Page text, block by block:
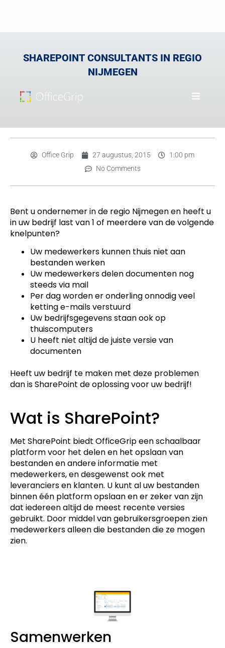
SHAREPOINT CONSULTANTS IN REGIO
NIJMEGEN
Office Grip 27 augustus, 2015
1:00 pm
No Comments
Bent u ondernemer in de regio Nijmegen en heeft u
in uw bedrijf last van 1 of meerdere van de volgende
knelpunten?
Uw medewerkers kunnen thuis niet aan
bestanden werken
Uw medewerkers delen documenten nog
steeds via mail
Per dag worden er onderling onnodig veel
ketting e-mails verstuurd
Uw bedrijfsgegevens staan ook op
thuiscomputers
U heeft niet altijd de juiste versie van
documenten
Heeft uw bedrijf te maken met deze problemen
dan is SharePoint de oplossing voor uw bedrijf!
Wat is SharePoint?
Met SharePoint biedt OfficeGrip een schaalbaar
platform voor het delen en het opslaan van
bestanden en andere informatie met
medewerkers, en desgewenst ook met
leveranciers en klanten. U kunt al uw bestanden
binnen één platform opslaan en er zeker van zijn
dat iedereen altijd de meest recente versies
gebruikt. Door middel van gebruikersgroepen zien
medewerkers alleen die bestanden die ze mogen
zien.
Samenwerken